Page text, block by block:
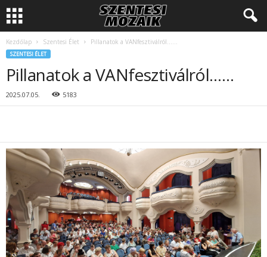
Kezdőlap Szentesi Élet Pillanatok a VANfesztiválról……
SZENTESI ÉLET
Pillanatok a VANfesztiválról……
2025.07.05. 5183